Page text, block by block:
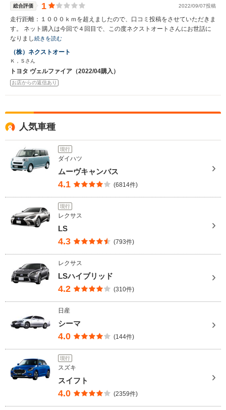
総合評価 1 2022/09/07投稿
走行距離：１０００ｋｍを超えましたので、口コミ投稿をさせていただきま
す。 ネット購入は今回で４回目で、この度ネクストオートさんにお世話に
なりまし続きを読む
（株）ネクストオート
Ｋ，Ｓさん
トヨタ ヴェルファイア（2022/04購入）
お店からの返信あり
人気車種
現行
ダイハツ
ムーヴキャンバス
4.1 (6814件)
現行
レクサス
LS
4.3 (793件)
レクサス
LSハイブリッド
4.2 (310件)
日産
シーマ
4.0 (144件)
現行
スズキ
スイフト
4.0 (2359件)